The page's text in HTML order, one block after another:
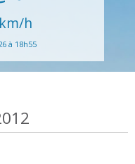
km/h
à 18h55